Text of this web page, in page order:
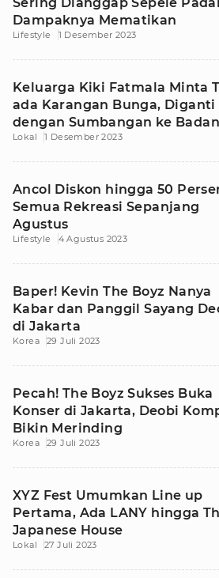
Dampaknya Mematikan
Lifestyle 1 Desember 2023
Keluarga Kiki Fatmala Minta
ada Karangan Bunga, Diganti
dengan Sumbangan ke Badan
Amal
Lokal 1 Desember 2023
Ancol Diskon hingga 50
Semua Rekreasi Sepanjang
Agustus
Lifestyle 4 Agustus 2023
Baper! Kevin The Boyz Nanya
Kabar dan Panggil Sayang
di Jakarta
Korea 29 Juli 2023
Pecah! The Boyz Sukses Buka
Konser di Jakarta, Deobi
Bikin Merinding
Korea 29 Juli 2023
XYZ Fest Umumkan Line up
Pertama, Ada LANY hingga
Japanese House
Lokal 27 Juli 2023